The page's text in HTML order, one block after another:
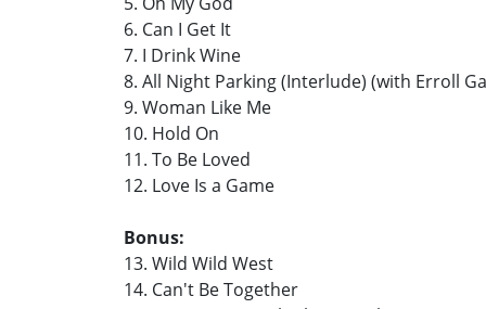
6. Can I Get It
7. I Drink Wine
8. All Night Parking (Interlude) (with Erroll
9. Woman Like Me
10. Hold On
11. To Be Loved
12. Love Is a Game
Bonus:
13. Wild Wild West
14. Can't Be Together